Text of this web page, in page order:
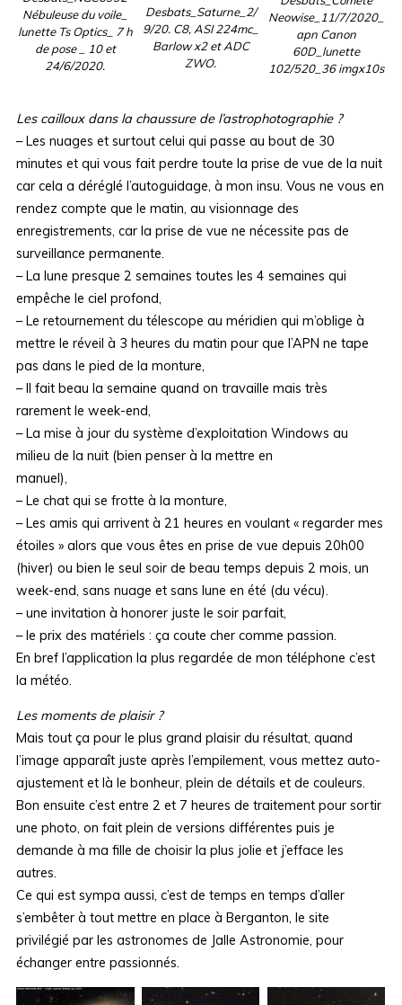
Nébuleuse du voile_
lunette Ts Optics_ 7 h
de pose _ 10 et
24/6/2020.
Desbats_Saturne_2/
9/20. C8, ASI 224mc_
Barlow x2 et ADC
ZWO.
Neowise_11/7/2020_
apn Canon
60D_lunette
102/520_36 imgx10s
Les cailloux dans la chaussure de l’astrophotographie ?
– Les nuages et surtout celui qui passe au bout de 30
minutes et qui vous fait perdre toute la prise de vue de la nuit
car cela a déréglé l’autoguidage, à mon insu. Vous ne vous en
rendez compte que le matin, au visionnage des
enregistrements, car la prise de vue ne nécessite pas de
surveillance permanente.
– La lune presque 2 semaines toutes les 4 semaines qui
empêche le ciel profond,
– Le retournement du télescope au méridien qui m’oblige à
mettre le réveil à 3 heures du matin pour que l’APN ne tape
pas dans le pied de la monture,
– Il fait beau la semaine quand on travaille mais très
rarement le week-end,
– La mise à jour du système d’exploitation Windows au
milieu de la nuit (bien penser à la mettre en
manuel),
– Le chat qui se frotte à la monture,
– Les amis qui arrivent à 21 heures en voulant « regarder mes
étoiles » alors que vous êtes en prise de vue depuis 20h00
(hiver) ou bien le seul soir de beau temps depuis 2 mois, un
week-end, sans nuage et sans lune en été (du vécu).
– une invitation à honorer juste le soir parfait,
– le prix des matériels : ça coute cher comme passion.
En bref l’application la plus regardée de mon téléphone c’est
la météo.
Les moments de plaisir ?
Mais tout ça pour le plus grand plaisir du résultat, quand
l’image apparaît juste après l’empilement, vous mettez auto-
ajustement et là le bonheur, plein de détails et de couleurs.
Bon ensuite c’est entre 2 et 7 heures de traitement pour sortir
une photo, on fait plein de versions différentes puis je
demande à ma fille de choisir la plus jolie et j’efface les
autres.
Ce qui est sympa aussi, c’est de temps en temps d’aller
s’embêter à tout mettre en place à Berganton, le site
privilégié par les astronomes de Jalle Astronomie, pour
échanger entre passionnés.